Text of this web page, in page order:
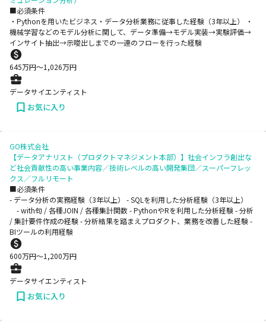
■必須条件
・Pythonを用いたビジネス・データ分析業務に従事した経験（3年以上） ・
機械学習などのモデル分析に関して、データ準備→モデル実装→実験評価→
インサイト抽出→示唆出しまでの一連のフローを行った経験
645万円〜1,026万円
データサイエンティスト
お気に入り
GO株式会社
【データアナリスト（プロダクトマネジメント本部）】社会インフラ創出な
ど社会貢献性の高い事業内容／技術レベルの高い開発集団／スーパーフレッ
クス／フルリモート
■必須条件
- データ分析の実務経験（3年以上） - SQLを利用した分析経験（3年以上）
- with句 / 各種JOIN / 各種集計関数 - PythonやRを利用した分析経験 - 分析
/ 集計要件作成の経験 - 分析結果を踏まえプロダクト、業務を改善した経験 -
BIツールの利用経験
600万円〜1,200万円
データサイエンティスト
お気に入り